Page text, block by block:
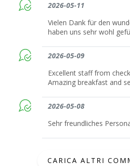
2026-05-11
Vielen Dank für den
haben uns sehr wohl
2026-05-09
Excellent staff from
Amazing breakfast and
2026-05-08
Sehr freundliches
CARICA ALTRI